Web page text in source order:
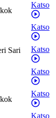
kok
Katso
Katso
Sari
Katso
Katso
kok
Katso
Katso